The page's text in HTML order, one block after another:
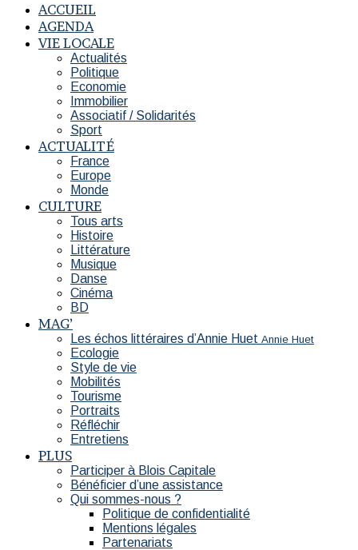
ACCUEIL
AGENDA
VIE LOCALE
Actualités
Politique
Economie
Immobilier
Associatif / Solidarités
Sport
ACTUALITÉ
France
Europe
Monde
CULTURE
Tous arts
Histoire
Littérature
Musique
Danse
Cinéma
BD
MAG’
Les échos littéraires d’Annie Huet Annie Huet
Ecologie
Style de vie
Mobilités
Tourisme
Portraits
Réfléchir
Entretiens
PLUS
Participer à Blois Capitale
Bénéficier d’une assistance
Qui sommes-nous ?
Politique de confidentialité
Mentions légales
Partenariats